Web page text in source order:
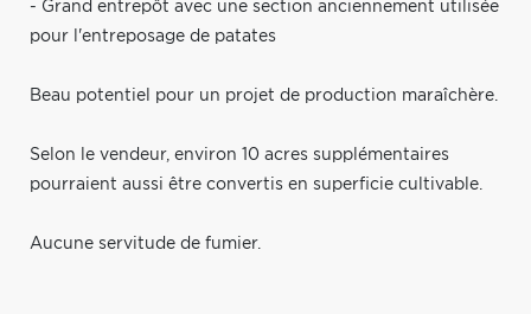
- Grand entrepôt avec une section anciennement utilisée
pour l'entreposage de patates
Beau potentiel pour un projet de production maraîchère.
Selon le vendeur, environ 10 acres supplémentaires
pourraient aussi être convertis en superficie cultivable.
Aucune servitude de fumier.